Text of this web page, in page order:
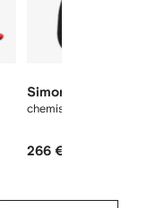
Simon Miller
chemise Loch
266 €